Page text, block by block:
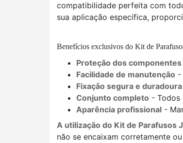
compatibilidade perfeita com
sua aplicação específica,
Benefícios exclusivos do Kit de
Proteção dos
Facilidade de manutenção -
Fixação segura e duradoura
Conjunto completo - Todos
Aparência profissional -
A utilização do Kit de Parafusos
não se encaixam corretamente